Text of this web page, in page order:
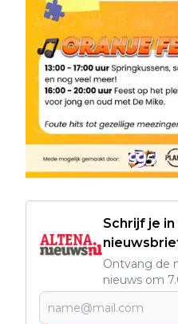
Schrijf je
Ontvang de
nieuws om